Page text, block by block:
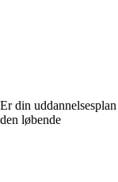
Er din
den løbende